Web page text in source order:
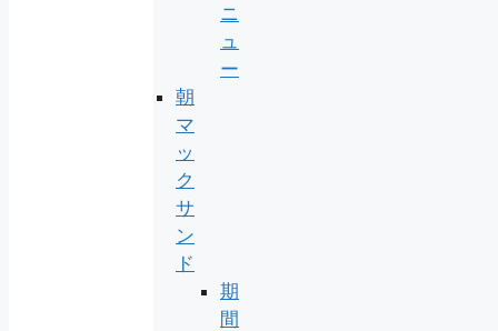
ニ
ュ
ー
朝
マ
ッ
ク
サ
ン
ド
期
間